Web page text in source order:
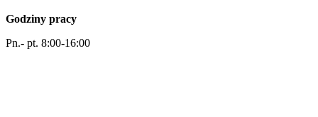
Godziny pracy
Pn.- pt. 8:00-16:00